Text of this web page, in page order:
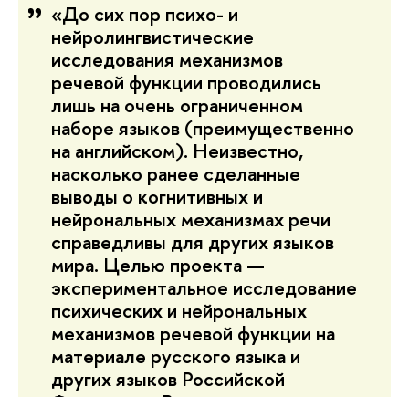
«До сих пор психо- и
нейролингвистические
исследования механизмов
речевой функции проводились
лишь на очень ограниченном
наборе языков (преимущественно
на английском). Неизвестно,
насколько ранее сделанные
выводы о когнитивных и
нейрональных механизмах речи
справедливы для других языков
мира. Целью проекта —
экспериментальное исследование
психических и нейрональных
механизмов речевой функции на
материале русского языка и
других языков Российской